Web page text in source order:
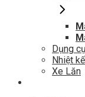
Dụng
Nhiệt
Xe Lăn